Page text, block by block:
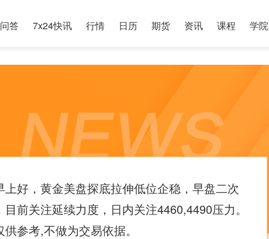
问答 7x24快讯 行情 日历 期货 资讯 课程 学院
上好，黄金美盘探底拉伸低位企稳，早盘二次
目前关注延续力度，日内关注4460,4490压力。
供参考,不做为交易依据。